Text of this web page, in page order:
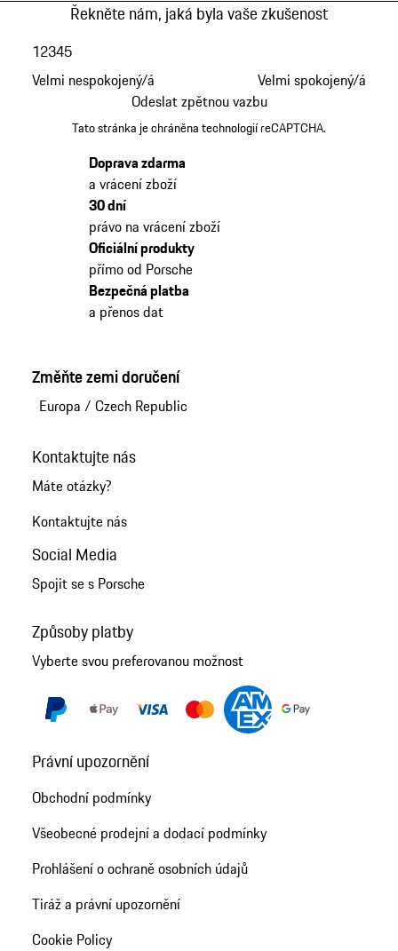
Řekněte nám, jaká byla vaše zkušenost
Velmi nespokojený/á
12345
Velmi spokojený/á
Odeslat zpětnou vazbu
Tato stránka je chráněna technologií reCAPTCHA.
Doprava zdarma
a vrácení zboží
30 dní
právo na vrácení zboží
Oficiální produkty
přímo od Porsche
Bezpečná platba
a přenos dat
Změňte zemi doručení
Europa / Czech Republic
Kontaktujte nás
Máte otázky?
Kontaktujte nás
Social Media
Spojit se s Porsche
Způsoby platby
Vyberte svou preferovanou možnost
Právní upozornění
Obchodní podmínky
Všeobecné prodejní a dodací podmínky
Prohlášení o ochraně osobních údajů
Tiráž a právní upozornění
Cookie Policy